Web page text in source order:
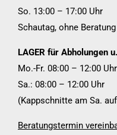
So. 13:00 – 17:00 Uhr
Schautag, ohne
LAGER für Abholungen
Mo.-Fr. 08:00 – 12:00
Sa.: 08:00 – 12:00 Uhr
(Kappschnitte am Sa.
Beratungstermin